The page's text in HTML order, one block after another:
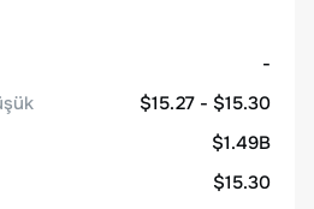
-
$15.27 - $15.30
$1.49B
$15.30